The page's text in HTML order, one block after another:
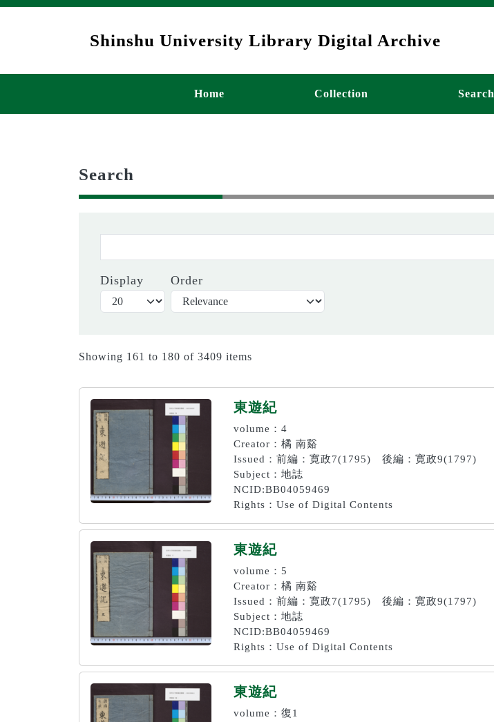
Skip to main content
Shinshu University Library Digital Archive
メインナビゲーション
Home Collection Search
Search
Display Order
Showing 161 to 180 of 3409 items
東遊紀
volume：4
Creator：橘 南谿
Issued：前編：寛政7(1795) 後編：寛政9(1797)
Subject：地誌
NCID:BB04059469
Rights：Use of Digital Contents
東遊紀
volume：5
Creator：橘 南谿
Issued：前編：寛政7(1795) 後編：寛政9(1797)
Subject：地誌
NCID:BB04059469
Rights：Use of Digital Contents
東遊紀
volume：復1